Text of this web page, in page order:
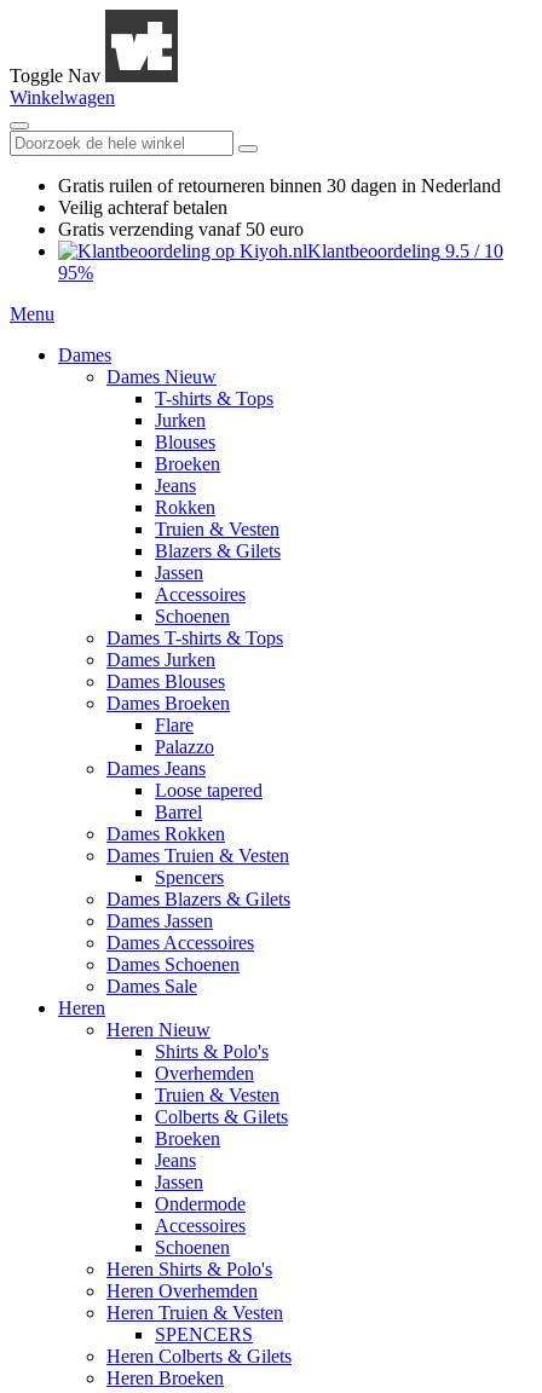
Toggle Nav
Winkelwagen
Gratis ruilen of retourneren binnen 30 dagen in Nederland
Veilig achteraf betalen
Gratis verzending vanaf 50 euro
Klantbeoordeling 9.5 / 10
95%
Menu
Dames
Dames Nieuw
T-shirts & Tops
Jurken
Blouses
Broeken
Jeans
Rokken
Truien & Vesten
Blazers & Gilets
Jassen
Accessoires
Schoenen
Dames T-shirts & Tops
Dames Jurken
Dames Blouses
Dames Broeken
Flare
Palazzo
Dames Jeans
Loose tapered
Barrel
Dames Rokken
Dames Truien & Vesten
Spencers
Dames Blazers & Gilets
Dames Jassen
Dames Accessoires
Dames Schoenen
Dames Sale
Heren
Heren Nieuw
Shirts & Polo's
Overhemden
Truien & Vesten
Colberts & Gilets
Broeken
Jeans
Jassen
Ondermode
Accessoires
Schoenen
Heren Shirts & Polo's
Heren Overhemden
Heren Truien & Vesten
SPENCERS
Heren Colberts & Gilets
Heren Broeken